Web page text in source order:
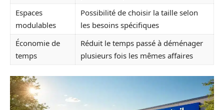
Espaces
modulables
Possibilité de choisir la taille selon
les besoins spécifiques
Économie de
temps
Réduit le temps passé à déménager
plusieurs fois les mêmes affaires